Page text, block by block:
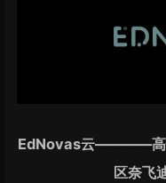
EdNovas云————高
区奈飞